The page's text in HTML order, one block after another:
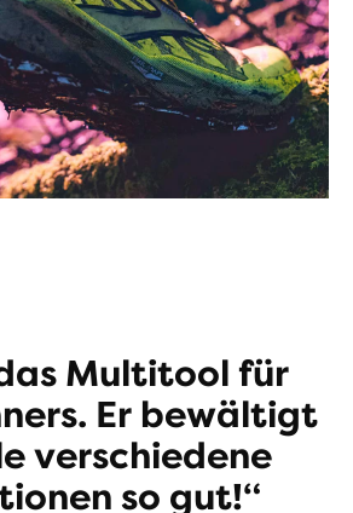
Multitool für
Er bewältigt
verschiedene
so gut!“